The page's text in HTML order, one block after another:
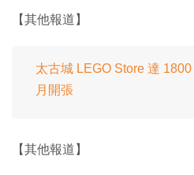
【其他報道】
太古城 LEGO Store 達
月開張
【其他報道】